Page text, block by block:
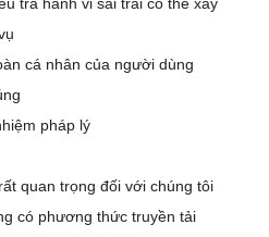
cá nhân của người dùng
pháp lý
quan trọng đối với chúng tôi
có phương thức truyền tải